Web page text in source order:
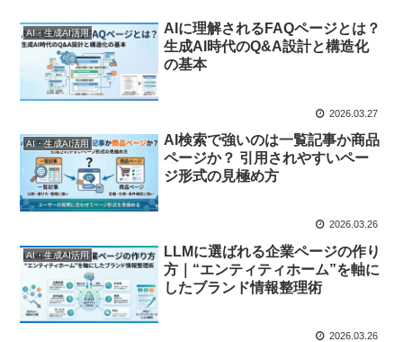
AI・生成AI活用
AIに理解されるFAQページとは？
生成AI時代のQ&A設計と構造化
の基本
2026.03.27
AI・生成AI活用
AI検索で強いのは一覧記事か商品
ページか？ 引用されやすいペー
ジ形式の見極め方
2026.03.26
AI・生成AI活用
LLMに選ばれる企業ページの作り
方｜“エンティティホーム”を軸に
したブランド情報整理術
2026.03.26